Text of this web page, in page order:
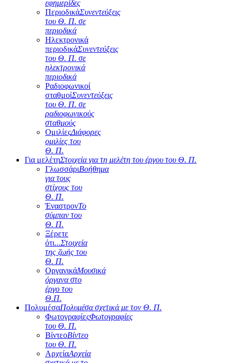
εφημερίδες
ΠεριοδικάΣυνεντεύξεις
του Θ. Π. σε
περιοδικά
Ηλεκτρονικά
περιοδικάΣυνεντεύξεις
του Θ. Π. σε
ηλεκτρονικά
περιοδικά
Ραδιοφωνικοί
σταθμοίΣυνεντεύξεις
του Θ. Π. σε
ραδιοφωνικούς
σταθμούς
ΟμιλίεςΔιάφορες
ομιλίες του
Θ. Π.
Για μελέτηΣτοιχεία για τη μελέτη του έργου του Θ. Π.
ΓλωσσάριΒοήθημα
για τους
στίχους του
Θ. Π.
ΈναστρονΤο
σύμπαν του
Θ. Π.
Ξέρετε
ότι...Στοιχεία
της ζωής του
Θ. Π.
ΟργανικάΜουσικά
όργανα στο
έργο του
Θ.Π.
ΠολυμέσαΠολυμέσα σχετικά με τον Θ. Π.
ΦωτογραφίεςΦωτογραφίες
του Θ. Π.
ΒίντεοΒίντεο
του Θ. Π.
ΑρχείαΑρχεία